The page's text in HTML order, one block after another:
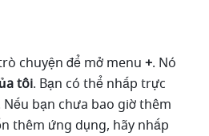
chuyện để mở menu +. Nó
tôi. Bạn có thể nhấp trực
Nếu bạn chưa bao giờ thêm
thêm ứng dụng, hãy nhấp